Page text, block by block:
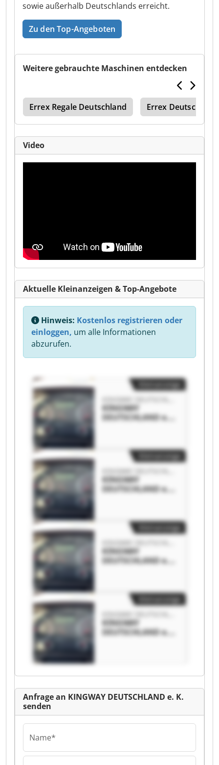
sowie außerhalb Deutschlands erreicht.
Zu den Top-Angeboten
Weitere gebrauchte Maschinen entdecken
Errex Regale Deutschland Errex Deutschland
Video
Aktuelle Kleinanzeigen & Top-Angebote
Hinweis: Kostenlos registrieren oder
einloggen, um alle Informationen
abzurufen.
KINGWAY
DEUTSCHLAND e.
KINGWAY
DEUTSCHLAND e.
KINGWAY
DEUTSCHLAND e.
KINGWAY
DEUTSCHLAND e.
Anfrage an KINGWAY DEUTSCHLAND e. K.
senden
Name*